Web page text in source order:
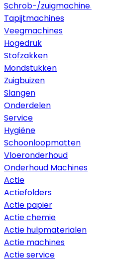
Schrob-/zuigmachines
Tapijtmachines
Veegmachines
Hogedruk
Stofzakken
Mondstukken
Zuigbuizen
Slangen
Onderdelen
Service
Hygiëne
Schoonloopmatten
Vloeronderhoud
Onderhoud Machines
Actie
Actiefolders
Actie papier
Actie chemie
Actie hulpmaterialen
Actie machines
Actie service